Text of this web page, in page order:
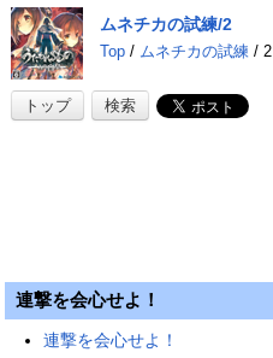
ムネチカの試練/2
Top/ ムネチカの試練/ 2
トップ 検索
連撃を会心せよ！
連撃を会心せよ！